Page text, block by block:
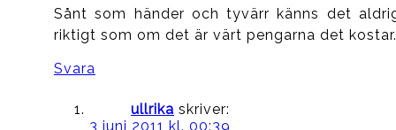
Sånt som händer och tyvärr känns det
riktigt som om det är värt pengarna det kostar.
Svara
ullrika skriver:
3 juni 2011 kl. 00:39